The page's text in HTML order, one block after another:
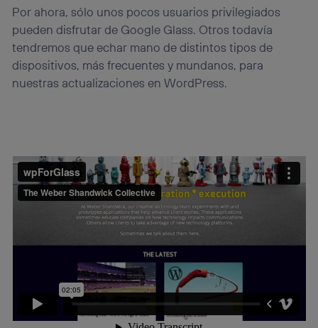
Por ahora, sólo unos pocos usuarios privilegiados
pueden disfrutar de Google Glass. Otros todavía
tendremos que echar mano de distintos tipos de
dispositivos, más frecuentes y mundanos, para
nuestras actualizaciones en WordPress.